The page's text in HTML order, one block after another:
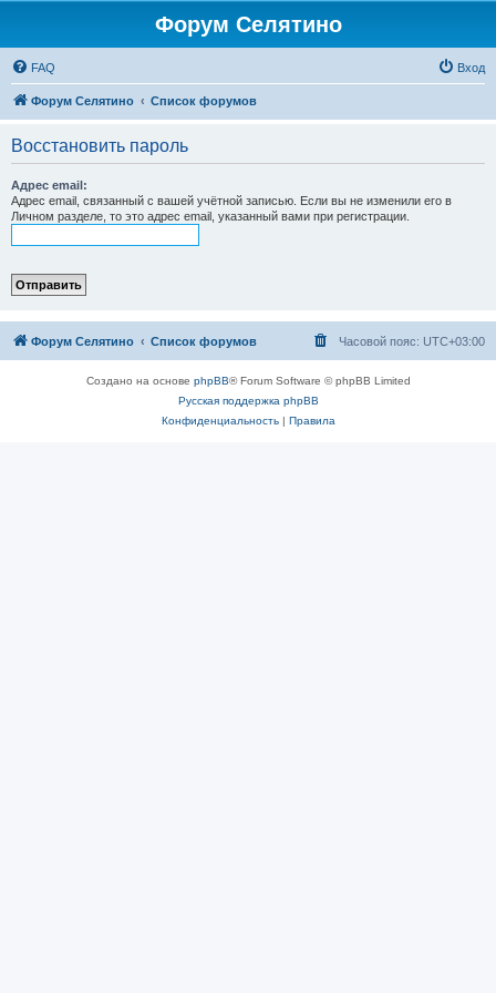
Форум Селятино
FAQ Вход
Форум Селятино Список форумов
Восстановить пароль
Адрес email:
Адрес email, связанный с вашей учётной записью. Если вы не изменили его в
Личном разделе, то это адрес email, указанный вами при регистрации.
Форум Селятино Список форумов Часовой пояс: UTC+03:00
Создано на основе phpBB® Forum Software © phpBB Limited
Русская поддержка phpBB
Конфиденциальность| Правила